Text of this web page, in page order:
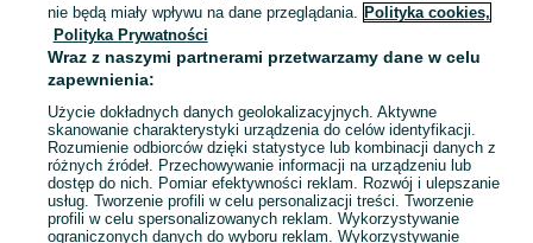
Mapa kategorii
Mapa miejscowości
Mapa ministron
Popularne wyszukiwania
nie będą miały wpływu na dane przeglądania. Polityka cookies,
Polityka Prywatności
Wraz z naszymi partnerami przetwarzamy dane w celu
zapewnienia:
Użycie dokładnych danych geolokalizacyjnych. Aktywne
skanowanie charakterystyki urządzenia do celów identyfikacji.
Rozumienie odbiorców dzięki statystyce lub kombinacji danych z
różnych źródeł. Przechowywanie informacji na urządzeniu lub
dostęp do nich. Pomiar efektywności reklam. Rozwój i ulepszanie
usług. Tworzenie profili w celu personalizacji treści. Tworzenie
profili w celu spersonalizowanych reklam. Wykorzystywanie
ograniczonych danych do wyboru reklam. Wykorzystywanie